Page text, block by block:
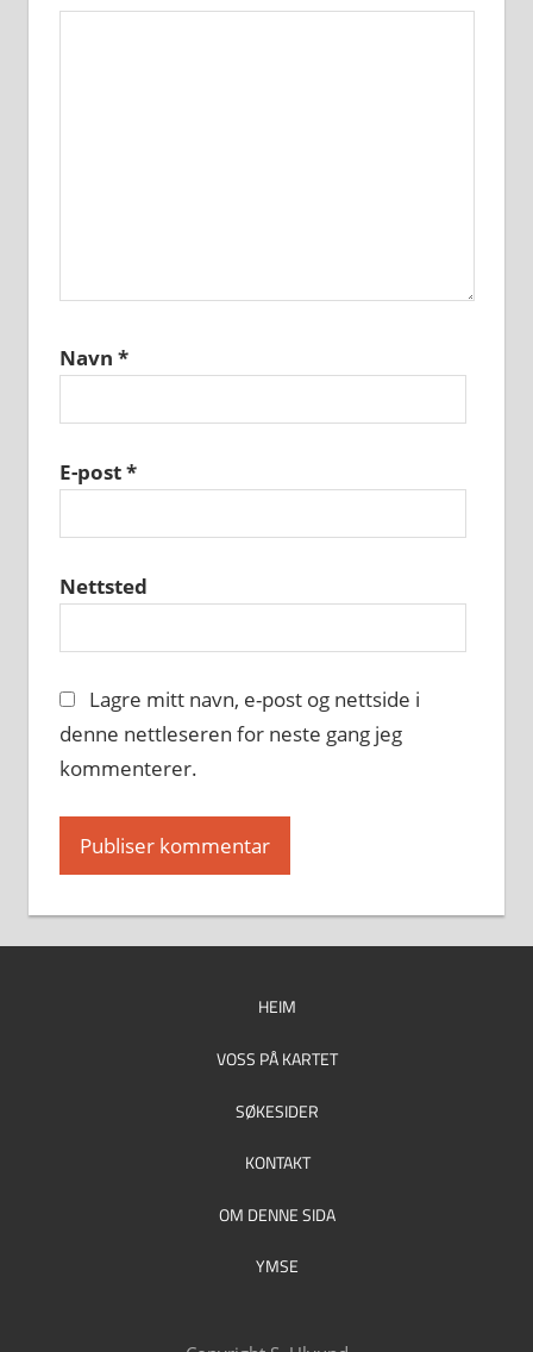
Navn *
E-post*
Nettsted
Lagre mitt navn, e-post og nettside i
denne nettleseren for neste gang jeg
kommenterer.
HEIM
VOSS PÅ KARTET
SØKESIDER
KONTAKT
OM DENNE SIDA
YMSE